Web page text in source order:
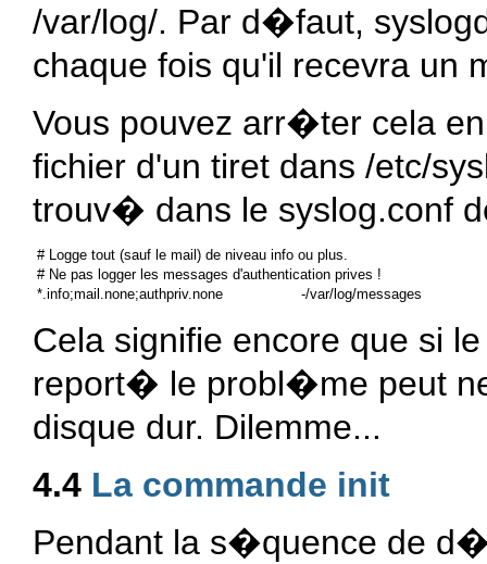
/var/log/. Par d�faut,
chaque fois qu'il recevra un
Vous pouvez arr�ter cela
fichier d'un tiret dans /etc/
trouv� dans le syslog.conf
# Logge tout (sauf le mail) de niveau info ou plus.
# Ne pas logger les messages d'authentication prives !
Cela signifie encore que si
report� le probl�me peut
disque dur. Dilemme...
4.4 La commande init
Pendant la s�quence de